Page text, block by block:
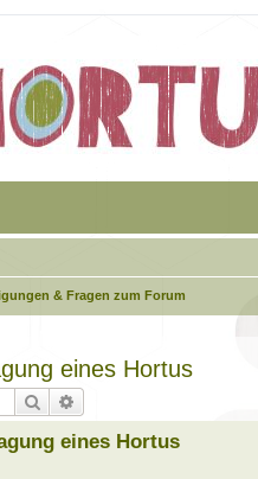
& Fragen zum Forum
eines Hortus
Suche
eines Hortus